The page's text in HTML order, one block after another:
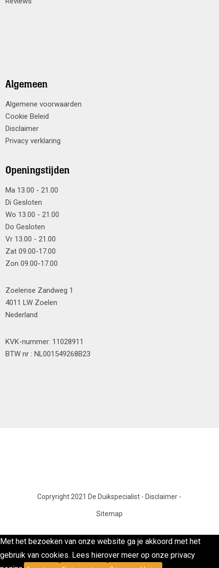
Algemeen
Algemene voorwaarden
Cookie Beleid
Disclaimer
Privacy verklaring
Openingstijden
Ma 13.00 - 21.00
Di Gesloten
Wo 13.00 - 21.00
Do Gesloten
Vr 13.00 - 21.00
Zat 09.00-17.00
Zon 09.00-17.00
Zoelense Zandweg 1
4011 LW Zoelen
Nederland
KVK-nummer: 11028911
BTW nr : NL001549268B23
Copryright 2021 De Duikspecialist - Disclaimer -
Sitemap
Met het bezoeken van onze website ga je akkoord met het
gebruik van cookies. Lees hierover meer op onze privacy